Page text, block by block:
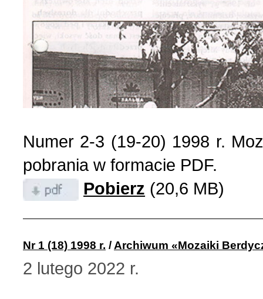
Numer 2-3 (19-20) 1998 r.
pobrania w formacie PDF.
Pobierz (20,6 MB)
Nr 1 (18) 1998 r. / Archiwum «Mozaiki
2 lutego 2022 r.